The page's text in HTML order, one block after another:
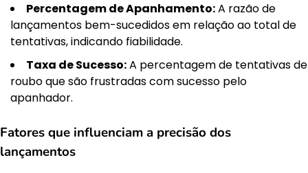
Percentagem de Apanhamento:A razão de
lançamentos bem-sucedidos em relação ao total de
tentativas, indicando fiabilidade.
Taxa de Sucesso:A percentagem de tentativas de
roubo que são frustradas com sucesso pelo
apanhador.
Fatores que influenciam a precisão dos
lançamentos